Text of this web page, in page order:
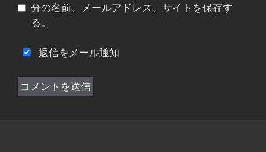
分の名前、メールアドレス、サイトを保存す
る。
返信をメール通知